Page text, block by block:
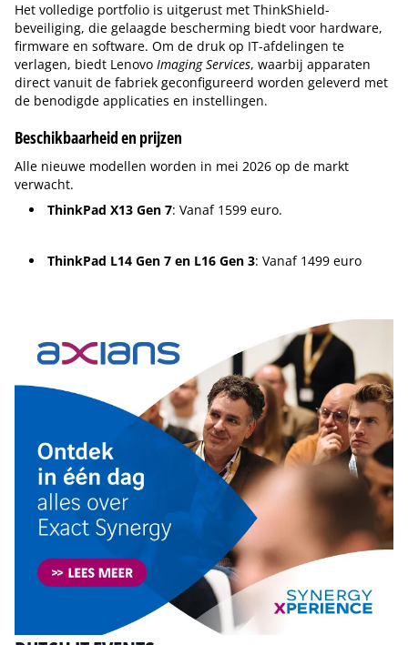
Het volledige portfolio is uitgerust met ThinkShield-
beveiliging, die gelaagde bescherming biedt voor hardware,
firmware en software. Om de druk op IT-afdelingen te
verlagen, biedt Lenovo Imaging Services, waarbij apparaten
direct vanuit de fabriek geconfigureerd worden geleverd met
de benodigde applicaties en instellingen.
Beschikbaarheid en prijzen
Alle nieuwe modellen worden in mei 2026 op de markt
verwacht.
ThinkPad X13 Gen 7: Vanaf 1599 euro.
ThinkPad L14 Gen 7 en L16 Gen 3: Vanaf 1499 euro